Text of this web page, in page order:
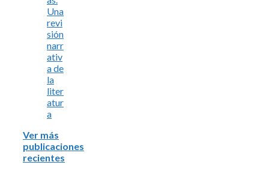
Una
revi
sión
narr
ativ
a de
la
liter
atur
a
Ver más
publicaciones
recientes